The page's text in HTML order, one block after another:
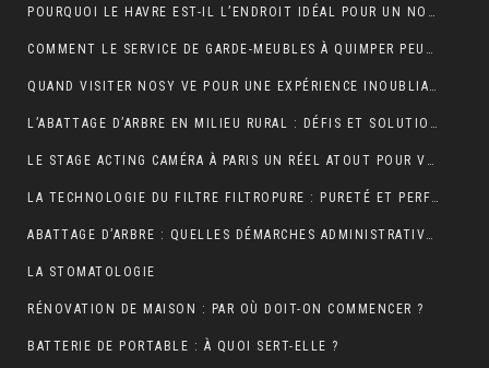
POURQUOI LE HAVRE EST-IL L’ENDROIT IDÉAL POUR UN NOUVEAU DÉPART EN 2024 ?
COMMENT LE SERVICE DE GARDE-MEUBLES À QUIMPER PEUT-IL SIMPLIFIER VOTRE DÉMÉNAGEMENT ET PROTÉGER VOS BIENS ?
QUAND VISITER NOSY VE POUR UNE EXPÉRIENCE INOUBLIABLE ?
L’ABATTAGE D’ARBRE EN MILIEU RURAL : DÉFIS ET SOLUTIONS
LE STAGE ACTING CAMÉRA À PARIS UN RÉEL ATOUT POUR VOTRE CARRIÈRE DE COMÉDIEN ?
LA TECHNOLOGIE DU FILTRE FILTROPURE : PURETÉ ET PERFORMANCE
ABATTAGE D’ARBRE : QUELLES DÉMARCHES ADMINISTRATIVES ?
LA STOMATOLOGIE
RÉNOVATION DE MAISON : PAR OÙ DOIT-ON COMMENCER ?
BATTERIE DE PORTABLE : À QUOI SERT-ELLE ?